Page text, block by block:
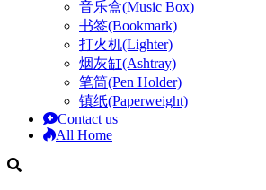
音乐盒(Music Box)
书签(Bookmark)
打火机(Lighter)
烟灰缸(Ashtray)
笔筒(Pen Holder)
镇纸(Paperweight)
Contact us
All Home